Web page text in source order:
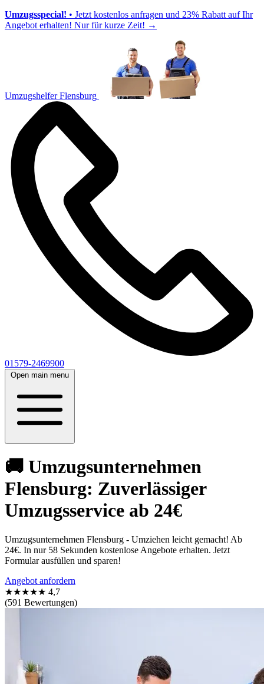
Umzugsspecial! • Jetzt kostenlos anfragen und 23% Rabatt auf Ihr
Angebot erhalten! Nur für kurze Zeit! →
Umzugshelfer Flensburg
01579-2469900
Open main menu
🚚 Umzugsunternehmen
Flensburg: Zuverlässiger
Umzugsservice ab 24€
Umzugsunternehmen Flensburg - Umziehen leicht gemacht! Ab
24€. In nur 58 Sekunden kostenlose Angebote erhalten. Jetzt
Formular ausfüllen und sparen!
Angebot anfordern
★★★★★ 4,7
(591 Bewertungen)